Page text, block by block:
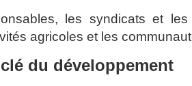
les syndicats et les
agricoles et les
du développement